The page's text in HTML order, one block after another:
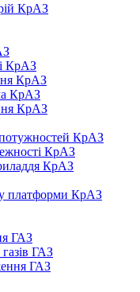
КрАЗ
КрАЗ
КрАЗ
КрАЗ
КрАЗ
КрАЗ
КрАЗ
КрАЗ
платформи КрАЗ
ГАЗ
ГАЗ
ГАЗ